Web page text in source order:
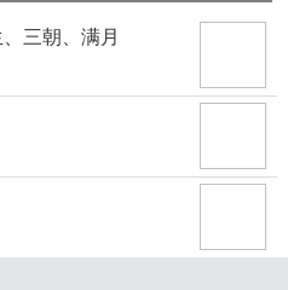
三朝、满月